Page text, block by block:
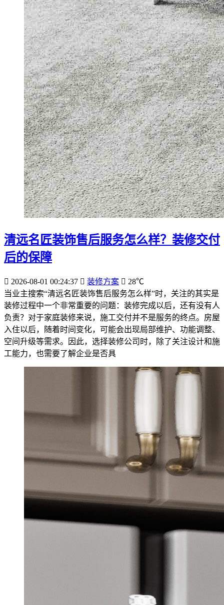
清远名匠装饰售后服务怎么样？装修交付
后的保障
2026-08-01 00:24:37 装修方案
28℃
当业主搜索“清远名匠装饰售后服务怎么样”时，关注的其实是
装修过程中一个非常重要的问题：装修完成以后，还有没有人
负责？对于家庭装修来说，施工交付并不是服务的终点。房屋
入住以后，随着时间变化，可能会出现局部维护、功能调整、
空间升级等需求。因此，选择装修公司时，除了关注设计和施
工能力，也需要了解企业是否具